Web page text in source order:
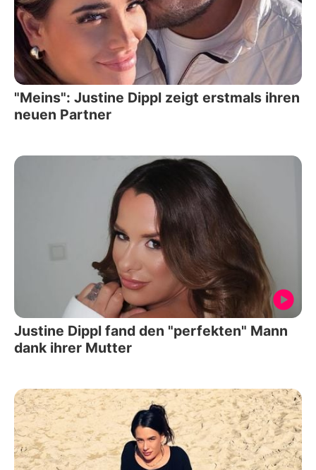
"Meins": Justine Dippl zeigt erstmals ihren
neuen Partner
Justine Dippl fand den "perfekten" Mann
dank ihrer Mutter